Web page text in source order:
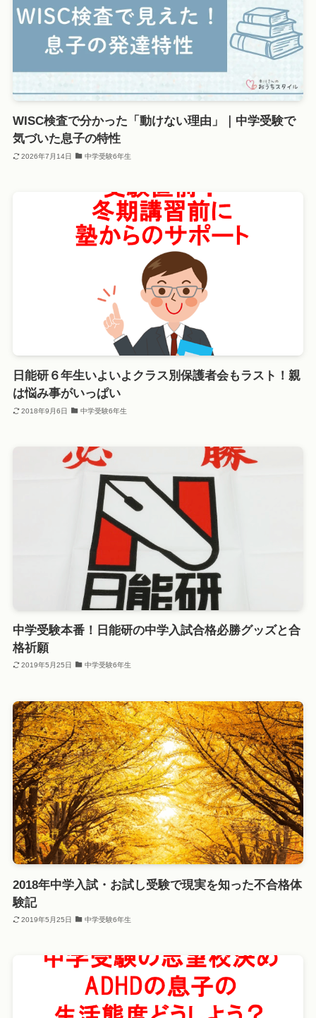
WISC検査で分かった「動けない理由」｜中学受験で
気づいた息子の特性
2026年7月14日 中学受験6年生
日能研６年生いよいよクラス別保護者会もラスト！親
は悩み事がいっぱい
2018年9月6日 中学受験6年生
中学受験本番！日能研の中学入試合格必勝グッズと合
格祈願
2019年5月25日 中学受験6年生
2018年中学入試・お試し受験で現実を知った不合格体
験記
2019年5月25日 中学受験6年生